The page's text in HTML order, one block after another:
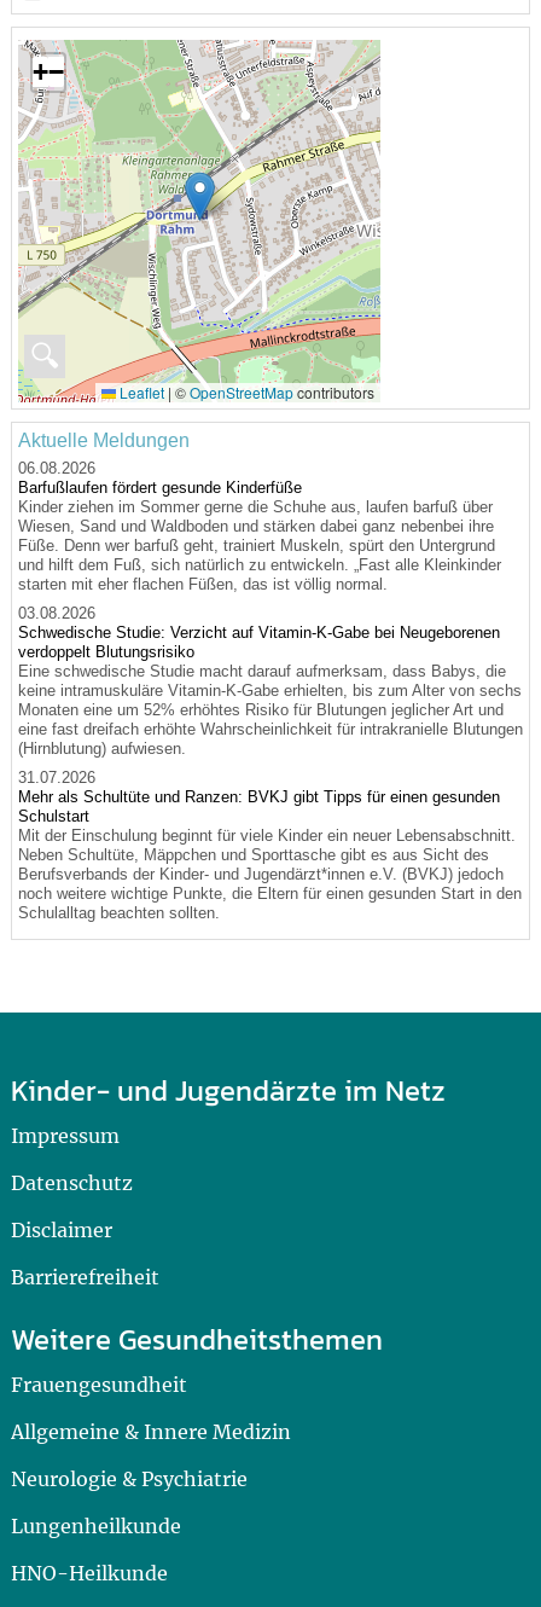
🔍
+−
Leaflet | ©OpenStreetMapcontributors
Aktuelle Meldungen
06.08.2026
Barfußlaufen fördert gesunde Kinderfüße
Kinder ziehen im Sommer gerne die Schuhe aus, laufen barfuß über
Wiesen, Sand und Waldboden und stärken dabei ganz nebenbei ihre
Füße. Denn wer barfuß geht, trainiert Muskeln, spürt den Untergrund
und hilft dem Fuß, sich natürlich zu entwickeln. „Fast alle Kleinkinder
starten mit eher flachen Füßen, das ist völlig normal.
03.08.2026
Schwedische Studie: Verzicht auf Vitamin-K-Gabe bei Neugeborenen
verdoppelt Blutungsrisiko
Eine schwedische Studie macht darauf aufmerksam, dass Babys, die
keine intramuskuläre Vitamin-K-Gabe erhielten, bis zum Alter von sechs
Monaten eine um 52% erhöhtes Risiko für Blutungen jeglicher Art und
eine fast dreifach erhöhte Wahrscheinlichkeit für intrakranielle Blutungen
(Hirnblutung) aufwiesen.
31.07.2026
Mehr als Schultüte und Ranzen: BVKJ gibt Tipps für einen gesunden
Schulstart
Mit der Einschulung beginnt für viele Kinder ein neuer Lebensabschnitt.
Neben Schultüte, Mäppchen und Sporttasche gibt es aus Sicht des
Berufsverbands der Kinder- und Jugendärzt*innen e.V. (BVKJ) jedoch
noch weitere wichtige Punkte, die Eltern für einen gesunden Start in den
Schulalltag beachten sollten.
Kinder- und Jugendärzte im Netz
Impressum
Datenschutz
Disclaimer
Barrierefreiheit
Weitere Gesundheitsthemen
Frauengesundheit
Allgemeine & Innere Medizin
Neurologie & Psychiatrie
Lungenheilkunde
HNO-Heilkunde